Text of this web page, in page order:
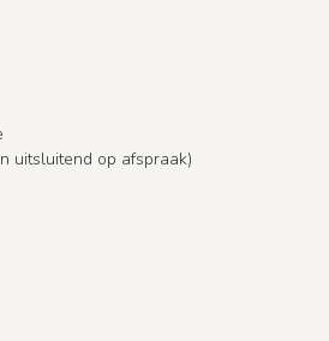
uitsluitend op afspraak)